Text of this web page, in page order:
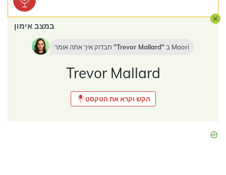
במצב אימון
Trevor Mallard ב Maori
Trevor Mallard
הקש וקרא את הטקסט